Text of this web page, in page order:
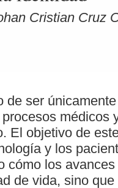
Cristian Cruz
de ser
médicos
El objetivo de
y los
cómo los
de vida, sino